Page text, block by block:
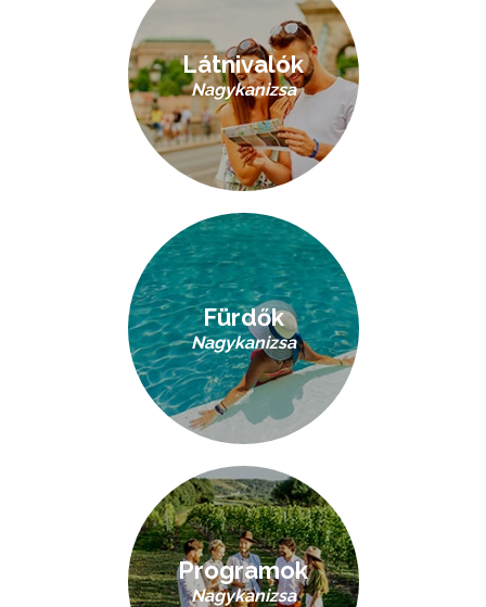
Látnivalók
Nagykanizsa
Fürdők
Nagykanizsa
Programok
Nagykanizsa